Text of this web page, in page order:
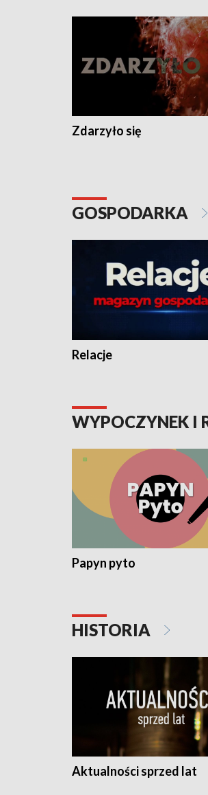
Zdarzyło się
GOSPODARKA
Relacje
WYPOCZYNEK I
Papyn pyto
HISTORIA
Aktualności sprzed lat